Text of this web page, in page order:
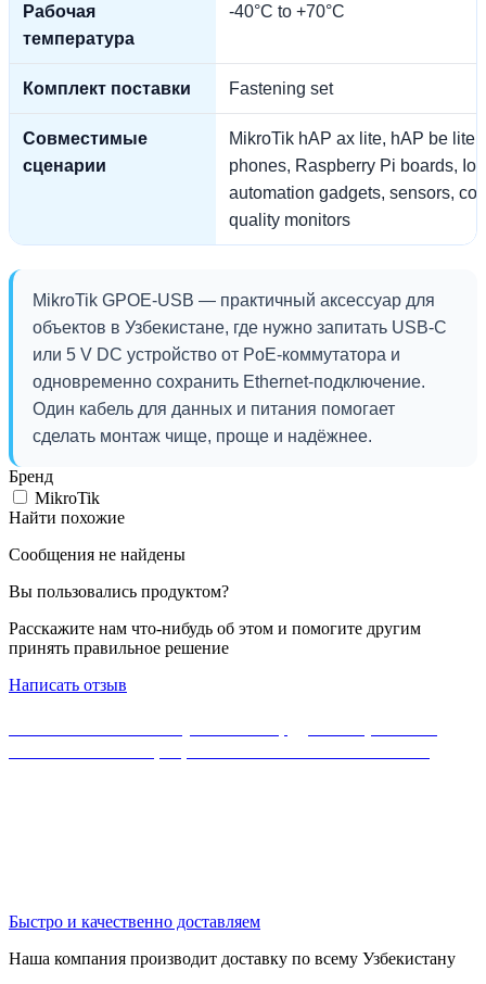
Рабочая
температура
-40°C to +70°C
Комплект поставки Fastening set
Совместимые
сценарии
MikroTik hAP ax lite, hAP be lite,
phones, Raspberry Pi boards,
automation gadgets, sensors,
quality monitors
MikroTik GPOE-USB — практичный аксессуар для
объектов в Узбекистане, где нужно запитать USB-C
или 5 V DC устройство от PoE-коммутатора и
одновременно сохранить Ethernet-подключение.
Один кабель для данных и питания помогает
сделать монтаж чище, проще и надёжнее.
Бренд
MikroTik
Найти похожие
Сообщения не найдены
Вы пользовались продуктом?
Расскажите нам что-нибудь об этом и помогите другим
принять правильное решение
Написать отзыв
Быстро и качественно доставляем
Наша компания производит доставку по всему Узбекистану